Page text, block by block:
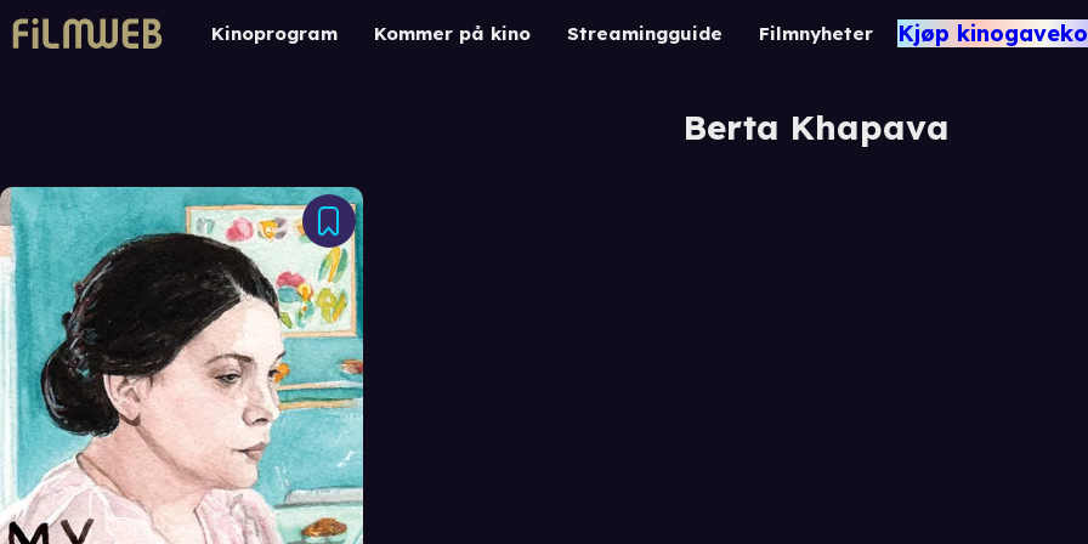
Kinoprogram Kommer på kino Streamingguide Filmnyheter Kjøp
Berta Khapava